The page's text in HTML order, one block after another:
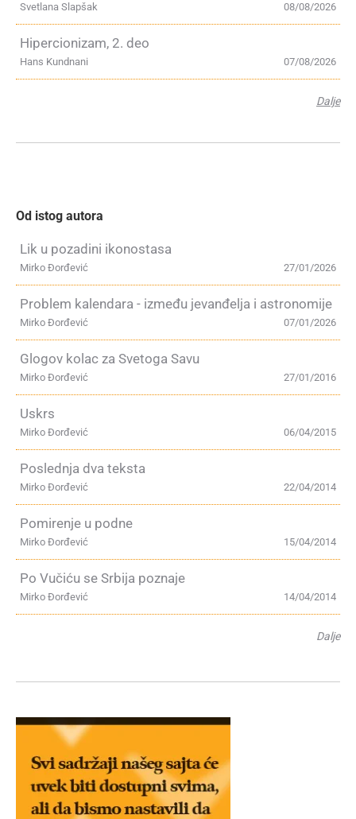
08/08/2026
Svetlana Slapšak
Hipercionizam, 2. deo
07/08/2026
Hans Kundnani
Dalje
Od istog autora
Lik u pozadini ikonostasa
27/01/2026
Mirko Đorđević
Problem kalendara - između jevanđelja i astronomije
07/01/2026
Mirko Đorđević
Glogov kolac za Svetoga Savu
27/01/2016
Mirko Đorđević
Uskrs
06/04/2015
Mirko Đorđević
Poslednja dva teksta
22/04/2014
Mirko Đorđević
Pomirenje u podne
15/04/2014
Mirko Đorđević
Po Vučiću se Srbija poznaje
14/04/2014
Mirko Đorđević
Dalje